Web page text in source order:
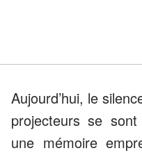
Aujourd’hui, le
projecteurs se
une mémoire